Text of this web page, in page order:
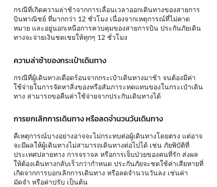
กรณีที่เกิดความล่าช้าจากการเลื่อนเวลาออกเดินทางของสายการ
บินพาณิชย์ ที่มากกว่า 12 ชั่วโมง เนื่องจากเหตุการณ์ที่ไม่คาด
หมาย และอยู่นอกเหนือการควบคุมของสายการบิน ประกันภัยเดิน
ทางจะจ่ายเงินชดเชยให้ทุกๆ 12 ชั่วโมง
ความล่าช้าของกระเป๋าเดินทาง
กรณีที่ผู้เดินทางเดือดร้อนจากกระเป๋าเดินทางมาช้า จนต้องมีค่า
ใช้จ่ายในการจัดหาสิ่งของหรือสัมภาระทดแทนของในกระเป๋าเดิน
ทาง สามารถขอคืนค่าใช้จ่ายจากประกันเดินทางได้
การยกเลิกการเดินทาง หรือลดจำนวนวันเดินทาง
คืเหตุการณ์บางอย่างอาจจะไม่กระทบต่อผู้เดินทางโดยตรง แต่อาจ
จะมีผลให้ผู้เดินทางไม่สามารถเดินทางต่อไปได้ เช่น ภัยพิบัติที่
ประเทศปลายทาง การจราจล หรือการเจ็บป่วยของคนที่รัก ส่งผล
ให้ต้องเดินทางกลับเร็วกว่ากำหนด ประกันภัยจะชดใช้ค่าเสียหายที่
เกิดจากการบอกเลิกการเดินทาง หรือลดจำนวนวันลง เช่นค่า
มัดจำ หรือค่าปรับ เป็นต้น